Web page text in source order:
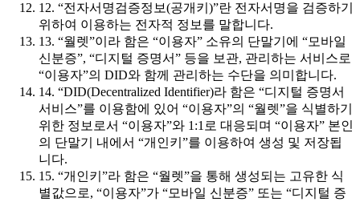
12. “전자서명검증정보(공개키)”란 전자서명을 검증하기
위하여 이용하는 전자적 정보를 말합니다.
13. “월렛”이라 함은 “이용자” 소유의 단말기에 “모바일
신분증”, “디지털 증명서” 등을 보관, 관리하는 서비스로
“이용자”의 DID와 함께 관리하는 수단을 의미합니다.
14. “DID(Decentralized Identifier)라 함은 “디지털 증명서
서비스”를 이용함에 있어 “이용자”의 “월렛”을 식별하기
위한 정보로서 “이용자”와 1:1로 대응되며 “이용자” 본인
의 단말기 내에서 “개인키”를 이용하여 생성 및 저장됩
니다.
15. “개인키”라 함은 “월렛”을 통해 생성되는 고유한 식
별값으로, “이용자”가 “모바일 신분증” 또는 “디지털 증